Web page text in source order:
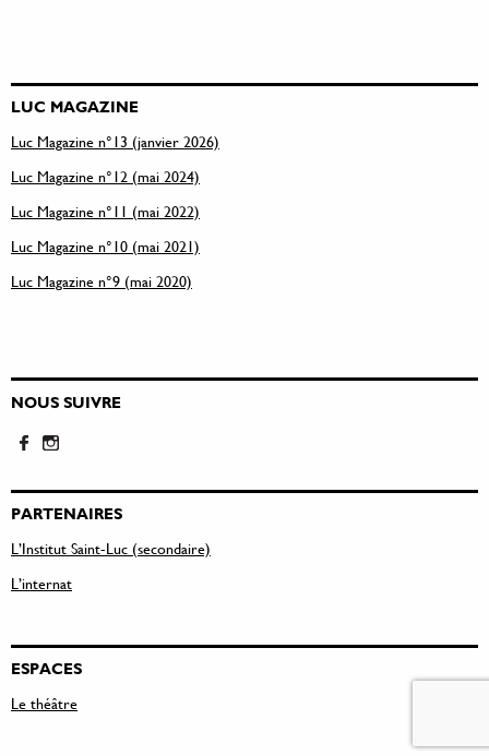
LUC MAGAZINE
Luc Magazine n°13 (janvier 2026)
Luc Magazine n°12 (mai 2024)
Luc Magazine n°11 (mai 2022)
Luc Magazine n°10 (mai 2021)
Luc Magazine n°9 (mai 2020)
NOUS SUIVRE
PARTENAIRES
L’Institut Saint-Luc (secondaire)
L’internat
ESPACES
Le théâtre